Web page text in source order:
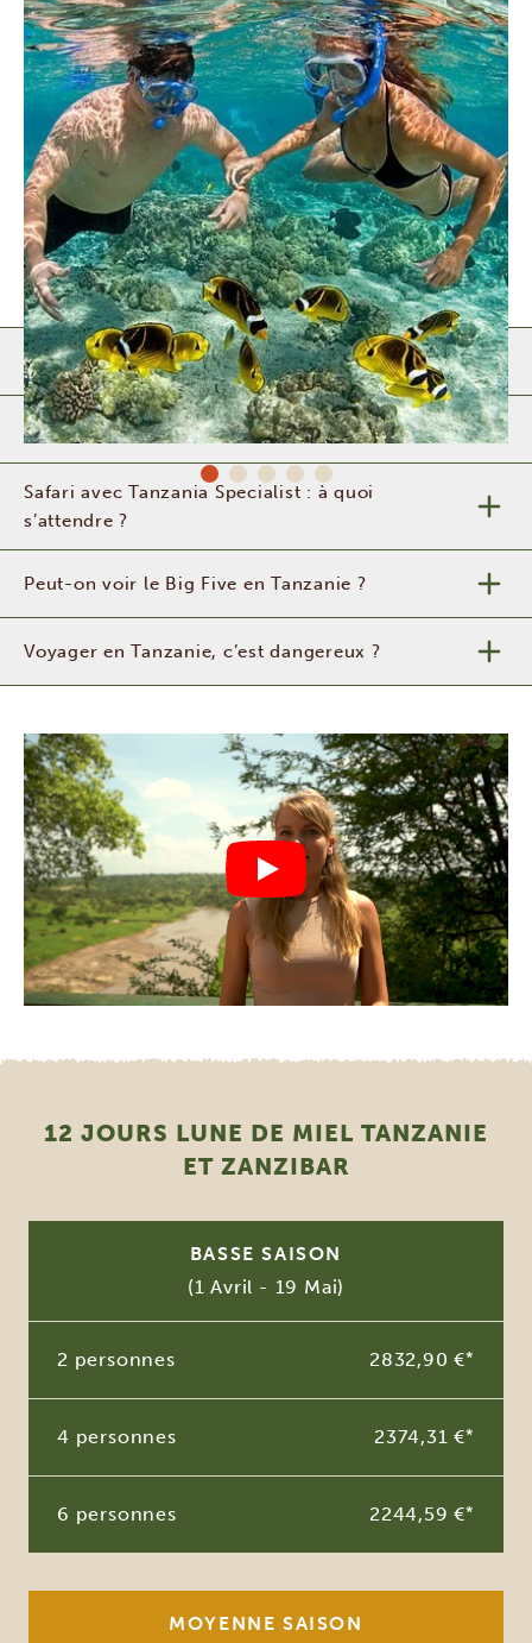
Quand partir en Tanzanie?
Comment personnaliser son voyage ?
Safari avec Tanzania Specialist : à quoi
s’attendre ?
Peut-on voir le Big Five en Tanzanie ?
Voyager en Tanzanie, c’est dangereux ?
12 JOURS LUNE DE MIEL TANZANIE
ET ZANZIBAR
BASSE SAISON
(1 Avril - 19 Mai)
2 personnes 2832,90 €*
4 personnes 2374,31 €*
6 personnes 2244,59 €*
MOYENNE SAISON